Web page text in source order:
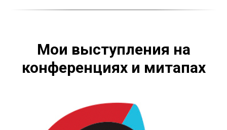
Мои выступления на
конференциях и митапах